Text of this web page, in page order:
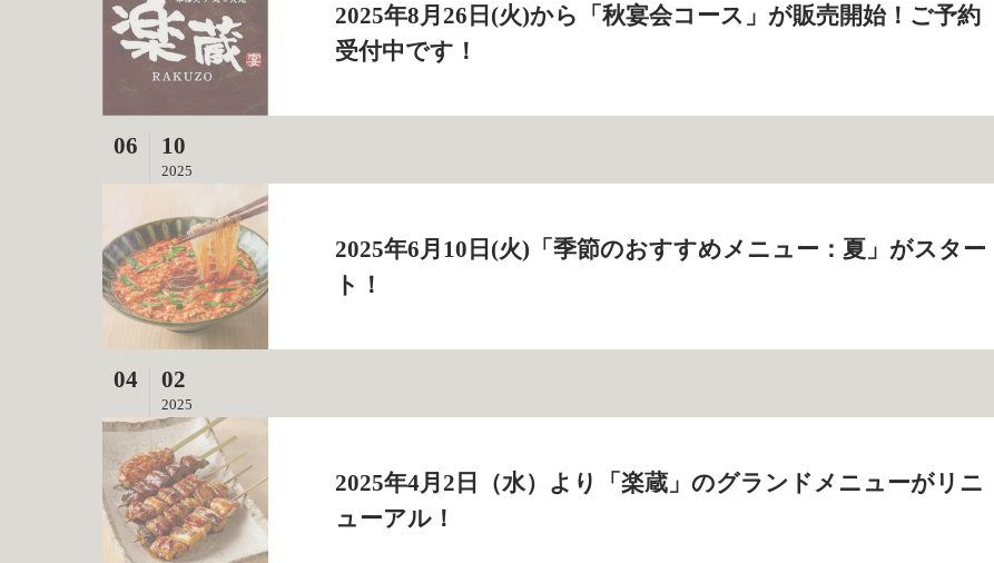
2025年8月26日(火)から「秋宴会コース」が販売開始！ご予約
受付中です！
06 10
2025
2025年6月10日(火)「季節のおすすめメニュー：夏」がスター
ト！
04 02
2025
2025年4月2日（水）より「楽蔵」のグランドメニューがリニ
ューアル！